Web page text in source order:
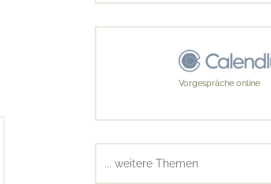
Vorgespräche online